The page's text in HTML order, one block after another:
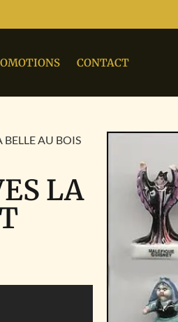
CONTACT
BELLE AU BOIS
LA